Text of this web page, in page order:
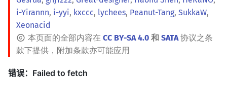
i-Yirannn, i-yyi, kxccc, lychees, Peanut-Tang, SukkaW,
Xeonacid
本页面的全部内容在 CC BY-SA 4.0 和 SATA协议之条
款下提供，附加条款亦可能应用